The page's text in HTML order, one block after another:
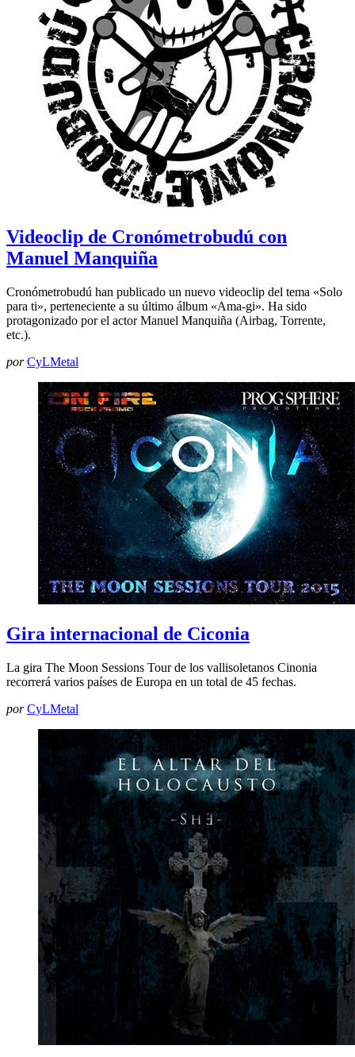
Videoclip de Cronómetrobudú con
Manuel Manquiña
Cronómetrobudú han publicado un nuevo videoclip del tema «Solo
para ti», perteneciente a su último álbum «Ama-gi». Ha sido
protagonizado por el actor Manuel Manquiña (Airbag, Torrente,
etc.).
por CyLMetal
Gira internacional de Ciconia
La gira The Moon Sessions Tour de los vallisoletanos Cinonia
recorrerá varios países de Europa en un total de 45 fechas.
por CyLMetal